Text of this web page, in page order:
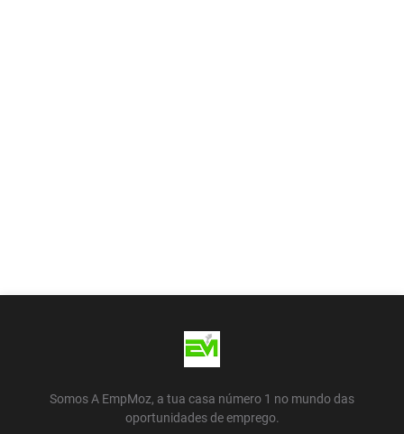
Somos A EmpMoz, a tua casa número 1 no mundo das
oportunidades de emprego.